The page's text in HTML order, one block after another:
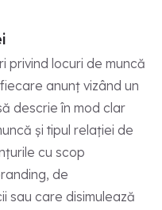
privind locuri de muncă
anunț vizând un
descrie în mod clar
și tipul relației de
cu scop
de
sau care disimulează